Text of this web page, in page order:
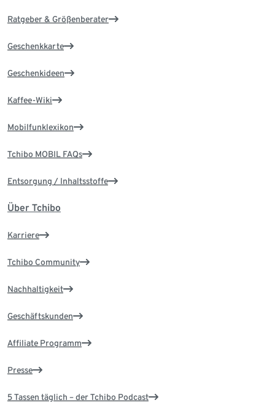
Ratgeber & Größenberater
Geschenkkarte
Geschenkideen
Kaffee-Wiki
Mobilfunklexikon
Tchibo MOBIL FAQs
Entsorgung / Inhaltsstoffe
Über Tchibo
Karriere
Tchibo Community
Nachhaltigkeit
Geschäftskunden
Affiliate Programm
Presse
5 Tassen täglich – der Tchibo Podcast